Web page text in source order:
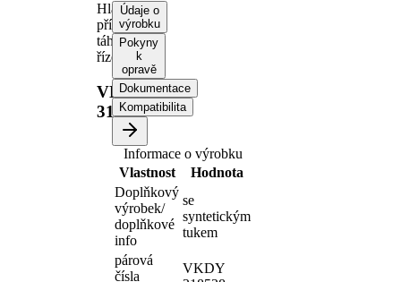
Hlava
příčného
táhla
řízení
VKDY
318537
Údaje o
výrobku
Pokyny
k
opravě
Dokumentace
Kompatibilita
Informace o výrobku
Vlastnost
Hodnota
Doplňkový
výrobek/
doplňkové
info
se
syntetickým
tukem
párová
čísla
VKDY